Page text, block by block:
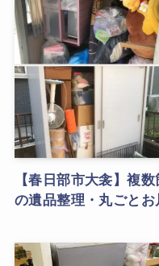
【春日部市大衾】複
の遺品整理・丸ごとお